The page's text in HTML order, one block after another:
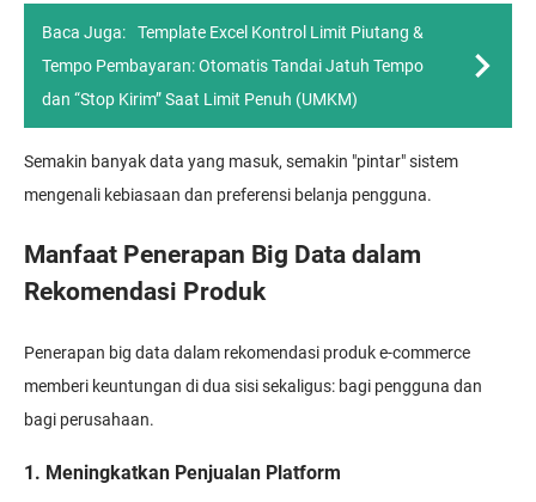
Baca Juga:
Template Excel Kontrol Limit Piutang &
Tempo Pembayaran: Otomatis Tandai Jatuh Tempo
dan “Stop Kirim” Saat Limit Penuh (UMKM)
Semakin banyak data yang masuk, semakin "pintar" sistem
mengenali kebiasaan dan preferensi belanja pengguna.
Manfaat Penerapan Big Data dalam
Rekomendasi Produk
Penerapan big data dalam rekomendasi produk e-commerce
memberi keuntungan di dua sisi sekaligus: bagi pengguna dan
bagi perusahaan.
1. Meningkatkan Penjualan Platform